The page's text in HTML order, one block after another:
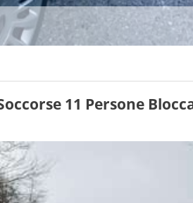
11 Persone